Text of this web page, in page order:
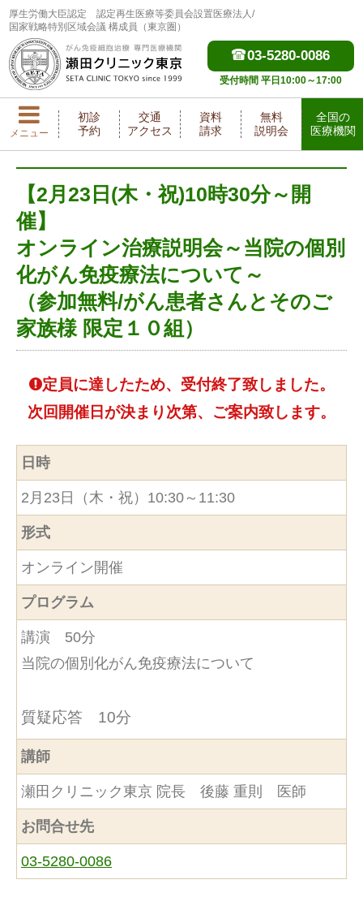
厚生労働大臣認定
認定再生医療等委員会設置医療法人/
国家戦略特別区域会議 構成員（東京圏）
03-5280-0086
受付時間 平日10:00～17:00
メニュー
初診
予約
交通
アクセス
資料
請求
無料
説明会
全国の
医療機関
【2月23日(木・祝)10時30分～開
催】
オンライン治療説明会～当院の個別
化がん免疫療法について～
（参加無料/がん患者さんとそのご
家族様 限定１０組）
定員に達したため、受付終了致しました。
次回開催日が決まり次第、ご案内致します。
日時
2月23日（木・祝）10:30～11:30
形式
オンライン開催
プログラム
講演 50分
当院の個別化がん免疫療法について
質疑応答 10分
講師
瀬田クリニック東京 院長 後藤 重則 医師
お問合せ先
03-5280-0086